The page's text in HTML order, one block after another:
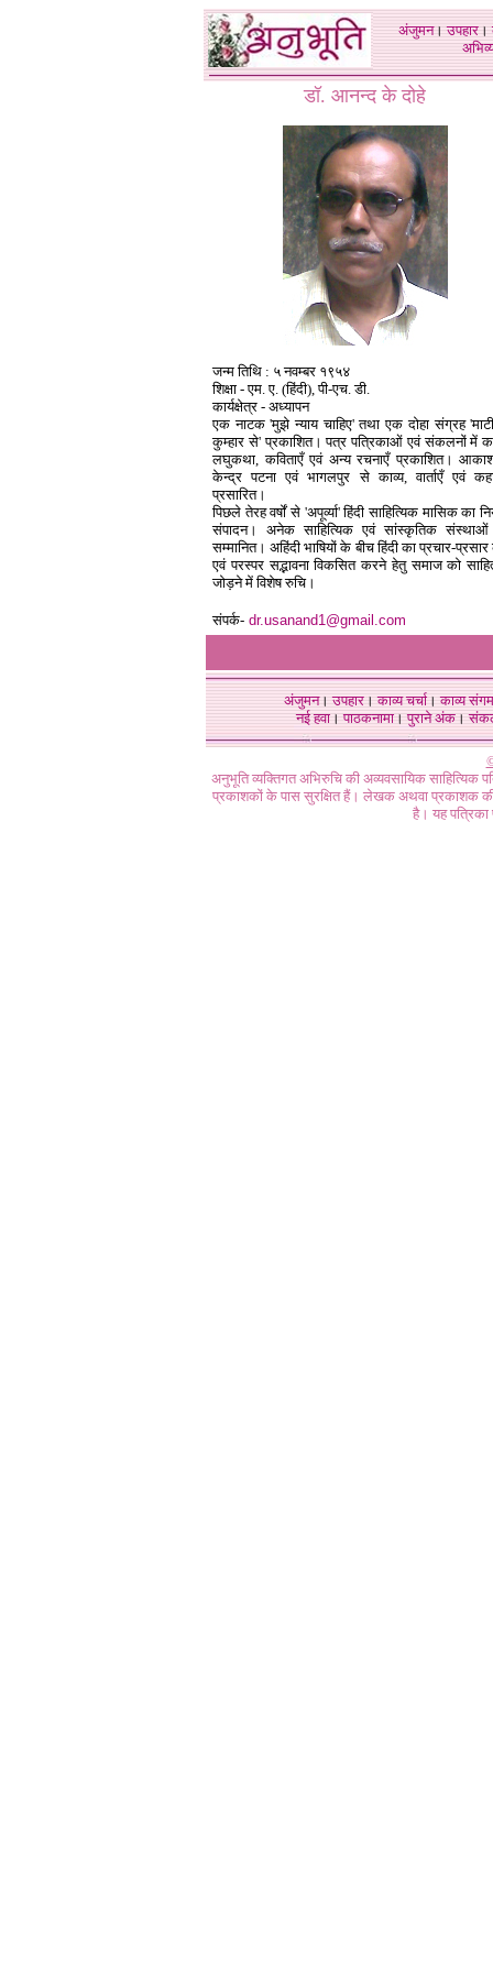
अंजुमन।उपहार।
डॉ. आनन्द के दोहे
जन्म तिथि : ५नवम्बर १९५४
शिक्षा - एम. ए. (हिंदी), पी-एच. डी.
कार्यक्षेत्र - अध्यापन
एक नाटक 'मुझे न्याय चाहिए' तथा एक दोहा संग्रह
कुम्हार से' प्रकाशित। पत्र पत्रिकाओं एवं संकलनों में
लघुकथा, कविताएँ एवं अन्य रचनाएँ प्रकाशित।
केन्द्र पटना एवं भागलपुर से काव्य, वार्ताएँ एवं
प्रसारित।
पिछले तेरह वर्षों से 'अपूर्व्या' हिंदी साहित्यिक मासिक का
संपादन। अनेक साहित्यिक एवं सांस्कृतिक संस्थाओं
सम्मानित। अहिंदी भाषियों के बीच हिंदी का प्रचार-
एवं परस्पर सद्भावना विकसित करने हेतु समाज को
जोड़ने में विशेष रुचि।
संपर्क- dr.usanand1@gmail.com
अंजुमन।उपहार।काव्य चर्चा।काव्य संगम
नई हवा। पाठकनामा। पुराने अंक।
अनुभूति व्यक्तिगत अभिरुचि की अव्यवसायिक
प्रकाशकों के पास सुरक्षित हैं। लेखक अथवा प्रकाशक की
है। यह पत्रिका